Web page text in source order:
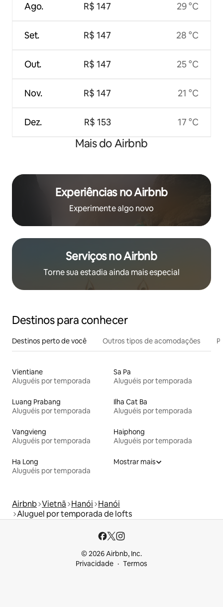
Ago.
Set.
Out.
Nov.
Dez.
R$ 147
R$ 147
R$ 147
R$ 147
R$ 153
29 °C
28 °C
25 °C
21 °C
17 °C
Mais do Airbnb
Experiências no Airbnb
Experimente algo novo
Serviços no Airbnb
Torne sua estadia ainda mais especial
Destinos para conhecer
Destinos perto de você Outros tipos de acomodações
Vientiane
Aluguéis por temporada
Sa Pa
Aluguéis por temporada
Luang Prabang
Aluguéis por temporada
Ilha Cat Ba
Aluguéis por temporada
Vangvieng
Aluguéis por temporada
Haiphong
Aluguéis por temporada
Ha Long
Aluguéis por temporada
Mostrar mais
Airbnb Vietnã Hanói Hanói
Aluguel por temporada de lofts
© 2026 Airbnb, Inc.
Privacidade
Termos